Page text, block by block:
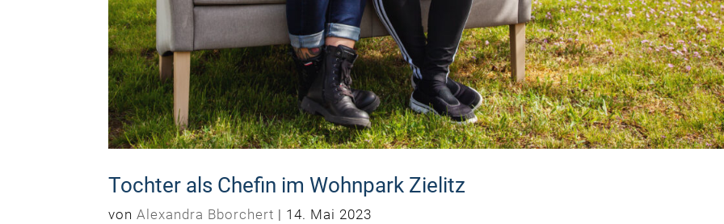
Tochter als Chefin im Wohnpark Zielitz
vonAlexandra Bborchert | 14. Mai 2023